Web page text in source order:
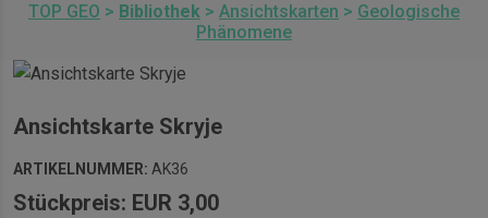
TOP GEO > Bibliothek > Ansichtskarten > Geologische
Phänomene
Ansichtskarte Skryje
ARTIKELNUMMER: AK36
Stückpreis: EUR 3,00